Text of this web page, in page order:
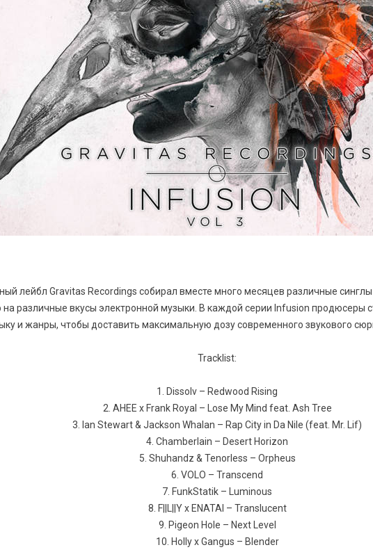
лейбл Gravitas Recordings собирал вместе много месяцев различные
различные вкусы электронной музыки. В каждой серии Infusion продюсеры
и жанры, чтобы доставить максимальную дозу современного звукового
Tracklist:
1. Dissolv – Redwood Rising
2. AHEE x Frank Royal – Lose My Mind feat. Ash Tree
3. Ian Stewart & Jackson Whalan – Rap City in Da Nile (feat. Mr. Lif)
4. Chamberlain – Desert Horizon
5. Shuhandz & Tenorless – Orpheus
6. VOLO – Transcend
7. FunkStatik – Luminous
8. F||L||Y x ENATAI – Translucent
9. Pigeon Hole – Next Level
10. Holly x Gangus – Blender